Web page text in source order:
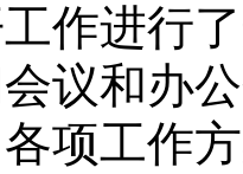
作进行
议和办
项工作